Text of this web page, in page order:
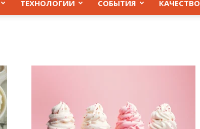
ТЕХНОЛОГИИ СОБЫТИЯ КАЧЕСТВО